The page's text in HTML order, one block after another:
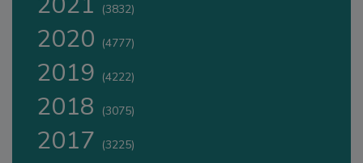
(3832)
2020 (4777)
2019 (4222)
2018 (3075)
2017 (3225)